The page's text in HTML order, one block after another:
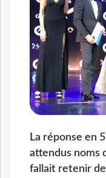
La réponse en
attendus noms
fallait retenir de